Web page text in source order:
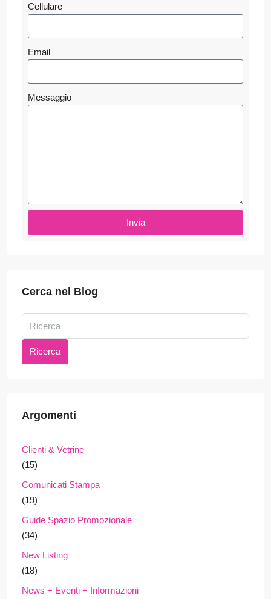
Cellulare
Email
Messaggio
Invia
Cerca nel Blog
Ricerca
Argomenti
Clienti & Vetrine
(15)
Comunicati Stampa
(19)
Guide Spazio Promozionale
(34)
New Listing
(18)
News + Eventi + Informazioni